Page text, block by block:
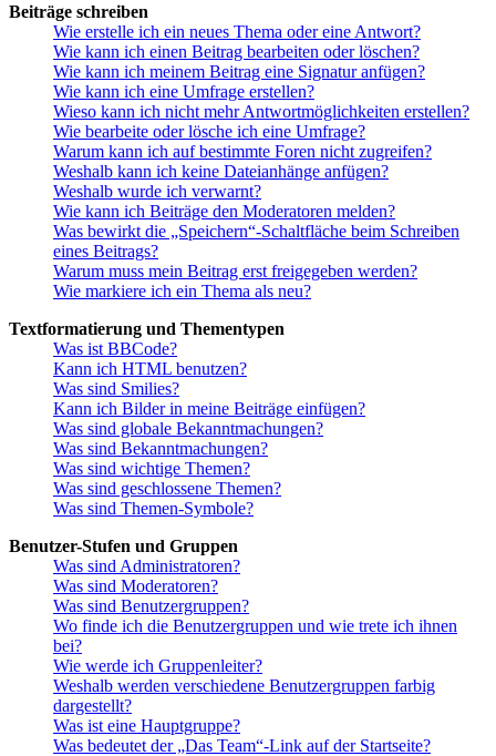
Beiträge schreiben
Wie erstelle ich ein neues Thema oder eine Antwort?
Wie kann ich einen Beitrag bearbeiten oder löschen?
Wie kann ich meinem Beitrag eine Signatur anfügen?
Wie kann ich eine Umfrage erstellen?
Wieso kann ich nicht mehr Antwortmöglichkeiten erstellen?
Wie bearbeite oder lösche ich eine Umfrage?
Warum kann ich auf bestimmte Foren nicht zugreifen?
Weshalb kann ich keine Dateianhänge anfügen?
Weshalb wurde ich verwarnt?
Wie kann ich Beiträge den Moderatoren melden?
Was bewirkt die „Speichern“-Schaltfläche beim Schreiben
eines Beitrags?
Warum muss mein Beitrag erst freigegeben werden?
Wie markiere ich ein Thema als neu?
Textformatierung und Thementypen
Was ist BBCode?
Kann ich HTML benutzen?
Was sind Smilies?
Kann ich Bilder in meine Beiträge einfügen?
Was sind globale Bekanntmachungen?
Was sind Bekanntmachungen?
Was sind wichtige Themen?
Was sind geschlossene Themen?
Was sind Themen-Symbole?
Benutzer-Stufen und Gruppen
Was sind Administratoren?
Was sind Moderatoren?
Was sind Benutzergruppen?
Wo finde ich die Benutzergruppen und wie trete ich ihnen
bei?
Wie werde ich Gruppenleiter?
Weshalb werden verschiedene Benutzergruppen farbig
dargestellt?
Was ist eine Hauptgruppe?
Was bedeutet der „Das Team“-Link auf der Startseite?